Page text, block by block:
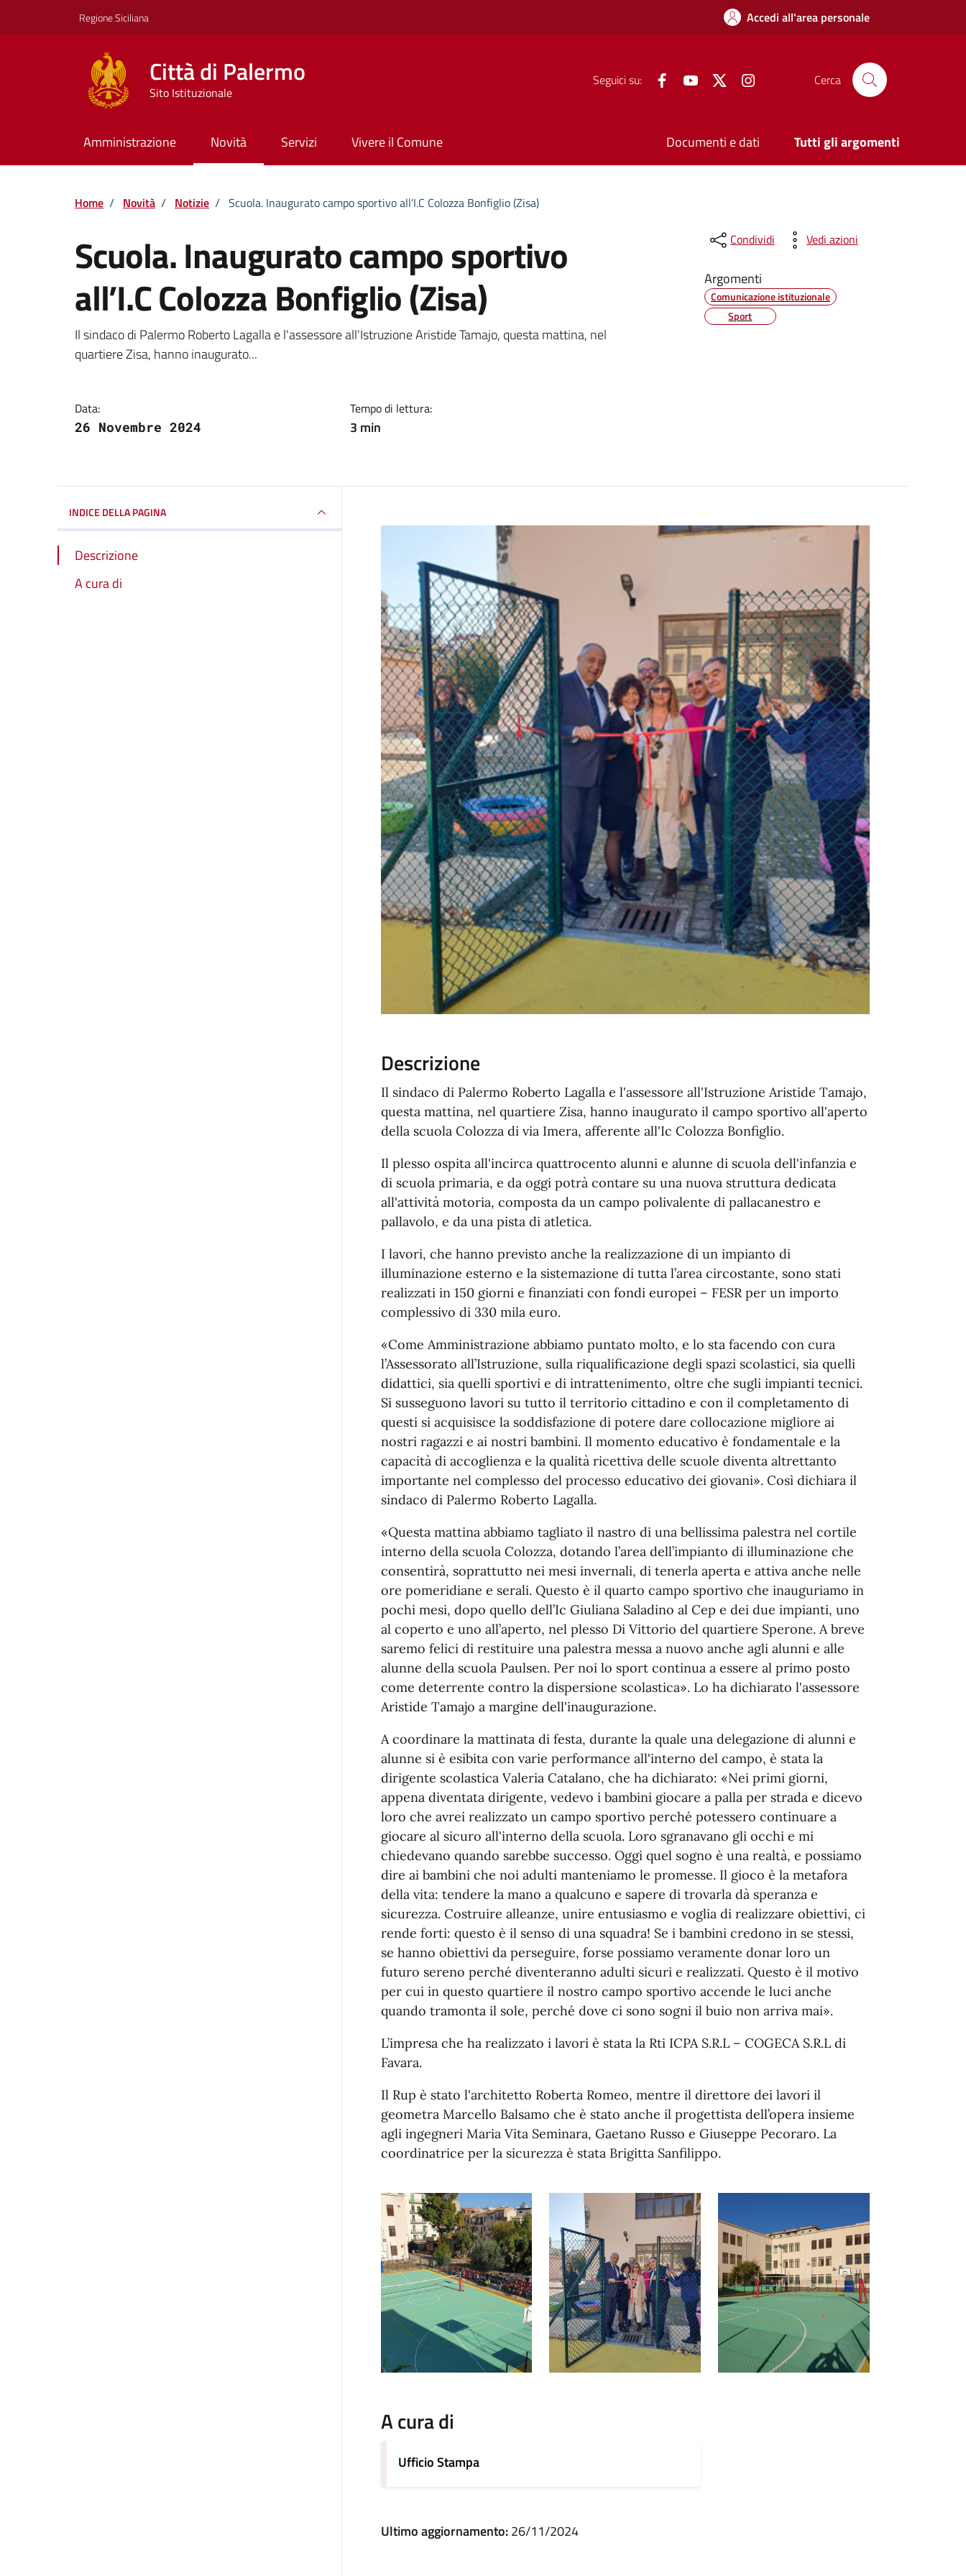
Regione Siciliana Accedi all'area personale
Città di Palermo
Sito Istituzionale
Seguici su: FacebookYouTube Twitter Cerca
Amministrazione Novità Servizi Vivere il Comune Documenti e dati Tutti gli argomenti
Home / Novità / Notizie / Scuola. Inaugurato campo sportivo all’I.C Colozza Bonfiglio (Zisa)
Scuola. Inaugurato campo sportivo
all’I.C Colozza Bonfiglio (Zisa)
Dettagli della notizia
Il sindaco di Palermo Roberto Lagalla e l'assessore all'Istruzione Aristide Tamajo, questa mattina, nel
quartiere Zisa, hanno inaugurato...
Data:
26 Novembre 2024
Tempo di lettura:
3 min
Condividi Vedi azioni
Argomenti
Comunicazione istituzionale
Sport
INDICE DELLA PAGINA
Descrizione
A cura di
Descrizione
Il sindaco di Palermo Roberto Lagalla e l'assessore all'Istruzione Aristide Tamajo,
questa mattina, nel quartiere Zisa, hanno inaugurato il campo sportivo all'aperto
della scuola Colozza di via Imera, afferente all'Ic Colozza Bonfiglio.
Il plesso ospita all'incirca quattrocento alunni e alunne di scuola dell'infanzia e
di scuola primaria, e da oggi potrà contare su una nuova struttura dedicata
all'attività motoria, composta da un campo polivalente di pallacanestro e
pallavolo, e da una pista di atletica.
I lavori, che hanno previsto anche la realizzazione di un impianto di
illuminazione esterno e la sistemazione di tutta l’area circostante, sono stati
realizzati in 150 giorni e finanziati con fondi europei – FESR per un importo
complessivo di 330 mila euro.
«Come Amministrazione abbiamo puntato molto, e lo sta facendo con cura
l’Assessorato all’Istruzione, sulla riqualificazione degli spazi scolastici, sia quelli
didattici, sia quelli sportivi e di intrattenimento, oltre che sugli impianti tecnici.
Si susseguono lavori su tutto il territorio cittadino e con il completamento di
questi si acquisisce la soddisfazione di potere dare collocazione migliore ai
nostri ragazzi e ai nostri bambini. Il momento educativo è fondamentale e la
capacità di accoglienza e la qualità ricettiva delle scuole diventa altrettanto
importante nel complesso del processo educativo dei giovani». Così dichiara il
sindaco di Palermo Roberto Lagalla.
«Questa mattina abbiamo tagliato il nastro di una bellissima palestra nel cortile
interno della scuola Colozza, dotando l’area dell’impianto di illuminazione che
consentirà, soprattutto nei mesi invernali, di tenerla aperta e attiva anche nelle
ore pomeridiane e serali. Questo è il quarto campo sportivo che inauguriamo in
pochi mesi, dopo quello dell’Ic Giuliana Saladino al Cep e dei due impianti, uno
al coperto e uno all’aperto, nel plesso Di Vittorio del quartiere Sperone. A breve
saremo felici di restituire una palestra messa a nuovo anche agli alunni e alle
alunne della scuola Paulsen. Per noi lo sport continua a essere al primo posto
come deterrente contro la dispersione scolastica». Lo ha dichiarato l'assessore
Aristide Tamajo a margine dell'inaugurazione.
A coordinare la mattinata di festa, durante la quale una delegazione di alunni e
alunne si è esibita con varie performance all'interno del campo, è stata la
dirigente scolastica Valeria Catalano, che ha dichiarato: «Nei primi giorni,
appena diventata dirigente, vedevo i bambini giocare a palla per strada e dicevo
loro che avrei realizzato un campo sportivo perché potessero continuare a
giocare al sicuro all'interno della scuola. Loro sgranavano gli occhi e mi
chiedevano quando sarebbe successo. Oggi quel sogno è una realtà, e possiamo
dire ai bambini che noi adulti manteniamo le promesse. Il gioco è la metafora
della vita: tendere la mano a qualcuno e sapere di trovarla dà speranza e
sicurezza. Costruire alleanze, unire entusiasmo e voglia di realizzare obiettivi, ci
rende forti: questo è il senso di una squadra! Se i bambini credono in se stessi,
se hanno obiettivi da perseguire, forse possiamo veramente donar loro un
futuro sereno perché diventeranno adulti sicuri e realizzati. Questo è il motivo
per cui in questo quartiere il nostro campo sportivo accende le luci anche
quando tramonta il sole, perché dove ci sono sogni il buio non arriva mai».
L’impresa che ha realizzato i lavori è stata la Rti ICPA S.R.L – COGECA S.R.L di
Favara.
Il Rup è stato l'architetto Roberta Romeo, mentre il direttore dei lavori il
geometra Marcello Balsamo che è stato anche il progettista dell’opera insieme
agli ingegneri Maria Vita Seminara, Gaetano Russo e Giuseppe Pecoraro. La
coordinatrice per la sicurezza è stata Brigitta Sanfilippo.
A cura di
Ufficio Stampa
Ultimo aggiornamento:26/11/2024